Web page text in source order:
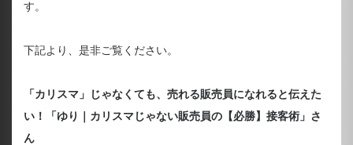
す。
下記より、是非ご覧ください。
「カリスマ」じゃなくても、売れる販売員になれると伝えた
い！「ゆり｜カリスマじゃない販売員の【必勝】接客術」さ
ん